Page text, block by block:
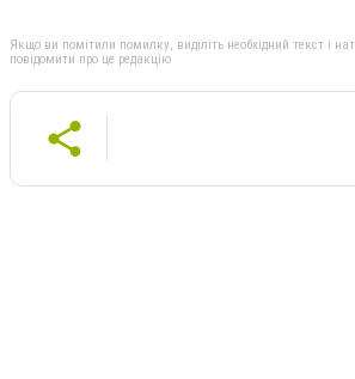
Якщо ви помітили помилку, виділіть необхідний текст і
повідомити про це редакцію